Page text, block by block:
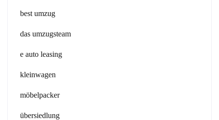
best umzug
das umzugsteam
e auto leasing
kleinwagen
möbelpacker
übersiedlung